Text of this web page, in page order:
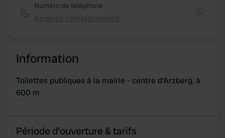
Numéro de téléphone
Information
Toilettes publiques à la mairie - centre d'Arzberg, à
600 m
Période d'ouverture & tarifs